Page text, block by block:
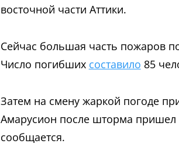
восточной части Аттики.
Сейчас большая часть пожаров
Число погибших составило 85
Затем на смену жаркой погоде
Амарусион после шторма пришел
сообщается.